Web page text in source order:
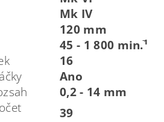
Mk IV
120 mm
45 - 1 800 min.ֿ¹
16
Ano
0,2 - 14 mm
39